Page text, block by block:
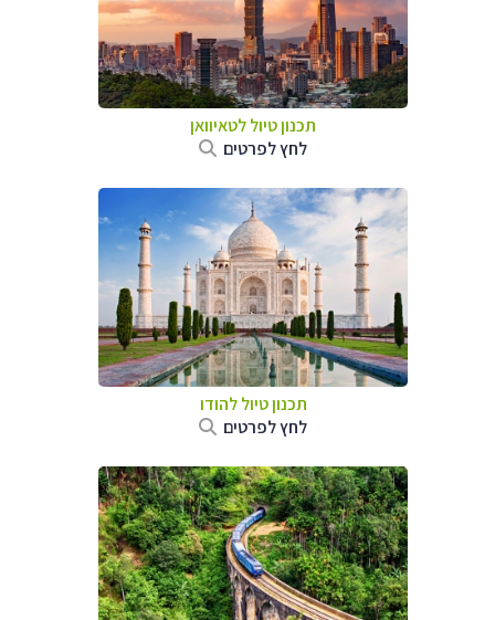
תכנון טיוללטאיוואן
לחץ לפרטים
תכנון טיוללהודו
לחץ לפרטים